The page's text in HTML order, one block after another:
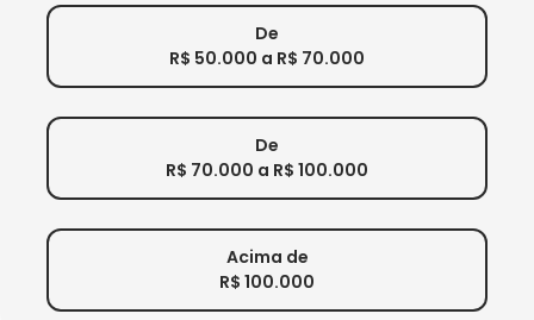
De
R$ 50.000 a R$ 70.000
De
R$ 70.000 a R$ 100.000
Acima de
R$ 100.000